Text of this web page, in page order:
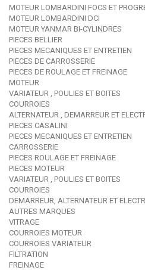
MOTEUR LOMBARDINI FOCS ET
MOTEUR LOMBARDINI DCI
MOTEUR YANMAR BI-CYLINDRES
PIECES BELLIER
PIECES MECANIQUES ET ENTRETIEN
PIECES DE CARROSSERIE
PIECES DE ROULAGE ET FREINAGE
MOTEUR
VARIATEUR , POULIES ET BOITES
COURROIES
ALTERNATEUR , DEMARREUR ET
PIECES CASALINI
PIECES MECANIQUES ET ENTRETIEN
CARROSSERIE
PIECES ROULAGE ET FREINAGE
PIECES MOTEUR
VARIATEUR , POULIES ET BOITES
COURROIES
DEMARREUR, ALTERNATEUR ET
AUTRES MARQUES
VITRAGE
COURROIES MOTEUR
COURROIES VARIATEUR
FILTRATION
FREINAGE